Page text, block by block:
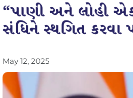
“પાણી અને લોહી
સંધિને સ્થગિત કરવા
May 12, 2025